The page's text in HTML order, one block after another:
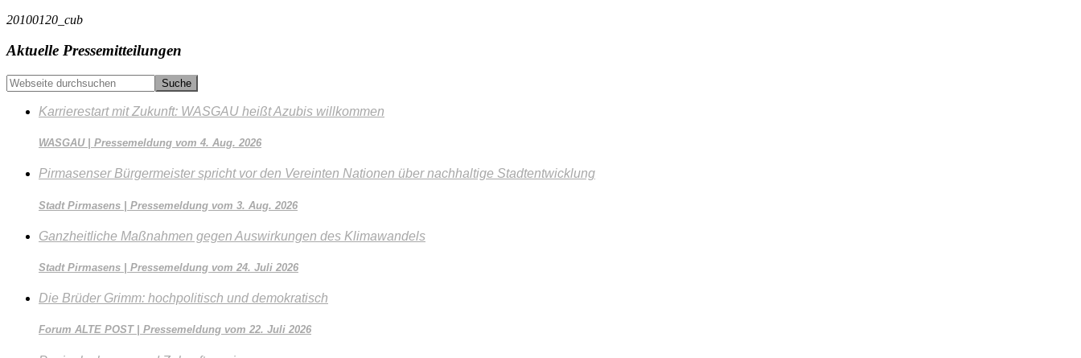
20100120_cub
Seitenspalte
Aktuelle Pressemitteilungen
Webseite
durchsuchen
Karrierestart mit Zukunft: WASGAU heißt Azubis willkommen
WASGAU | Pressemeldung vom 4. Aug. 2026
Pirmasenser Bürgermeister spricht vor den Vereinten Nationen über nachhaltige Stadtentwicklung
Stadt Pirmasens | Pressemeldung vom 3. Aug. 2026
Ganzheitliche Maßnahmen gegen Auswirkungen des Klimawandels
Stadt Pirmasens | Pressemeldung vom 24. Juli 2026
Die Brüder Grimm: hochpolitisch und demokratisch
Forum ALTE POST | Pressemeldung vom 22. Juli 2026